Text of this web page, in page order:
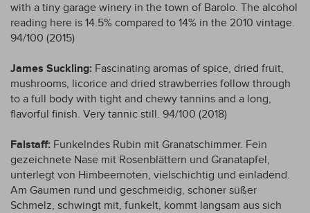
with a tiny garage winery in the town of Barolo. The alcohol
reading here is 14.5% compared to 14% in the 2010 vintage.
94/100 (2015)
James Suckling: Fascinating aromas of spice, dried fruit,
mushrooms, licorice and dried strawberries follow through
to a full body with tight and chewy tannins and a long,
flavorful finish. Very tannic still. 94/100 (2018)
Falstaff: Funkelndes Rubin mit Granatschimmer. Fein
gezeichnete Nase mit Rosenblättern und Granatapfel,
unterlegt von Himbeernoten, vielschichtig und einladend.
Am Gaumen rund und geschmeidig, schöner süßer
Schmelz, schwingt mit, funkelt, kommt langsam aus sich